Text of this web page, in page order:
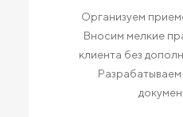
Организуем
Вносим мелкие
клиента без